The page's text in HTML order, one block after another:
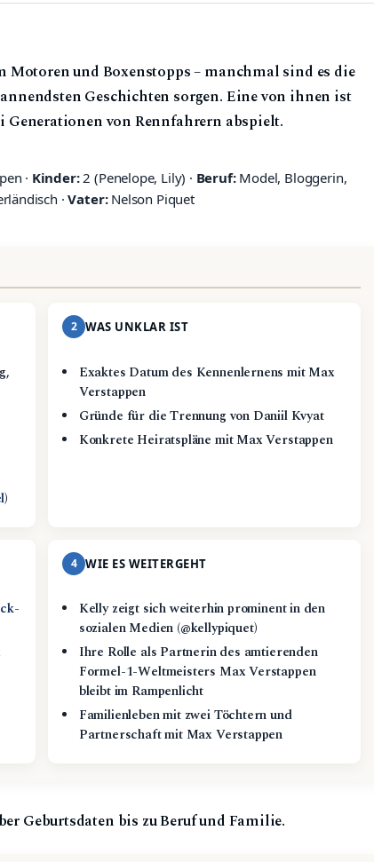
und Boxenstopps – manchmal sind es die
Geschichten sorgen. Eine von ihnen ist
Generationen von Rennfahrern abspielt.
· Kinder:2 (Penelope, Lily) · Beruf:Model, Bloggerin,
·Vater:Nelson Piquet
)
2 WAS UNKLAR IST
Exaktes Datum des Kennenlernens mit Max
Verstappen
Gründe für die Trennung von Daniil Kvyat
Konkrete Heiratspläne mit Max Verstappen
4 WIE ES WEITERGEHT
Kelly zeigt sich weiterhin prominent in den
sozialen Medien (@kellypiquet)
Ihre Rolle als Partnerin des amtierenden
Formel-1-Weltmeisters Max Verstappen
bleibt im Rampenlicht
Familienleben mit zwei Töchtern und
Partnerschaft mit Max Verstappen
Geburtsdaten bis zu Beruf und Familie.